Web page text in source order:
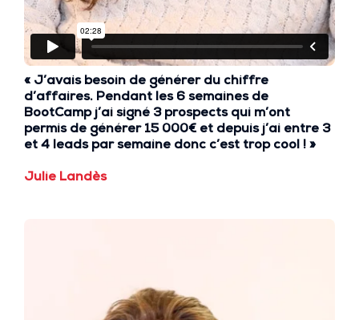
« J’avais besoin de générer du chiffre
d’affaires. Pendant les 6 semaines de
BootCamp j’ai signé 3 prospectsqui m’ont
permis de générer 15 000€et depuis j’ai entre 3
et 4 leads par semaine donc c’est trop cool ! »
Julie Landès